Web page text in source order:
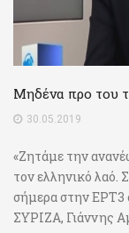
Μηδένα προ του
30.05.2019
«Ζητάμε την
τον ελληνικό λαό.
σήμερα στην ΕΡΤ3
ΣΥΡΙΖΑ, Γιάννης